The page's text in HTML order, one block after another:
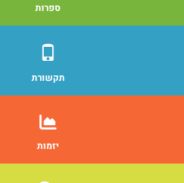
ספרות
תקשורת
יזמות